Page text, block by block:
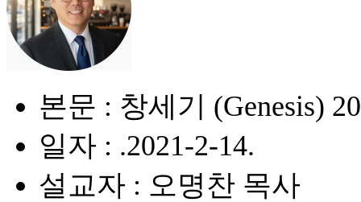
본문 : 창세기 (Genesis)
일자 : .2021-2-14.
설교자 : 오명찬 목사